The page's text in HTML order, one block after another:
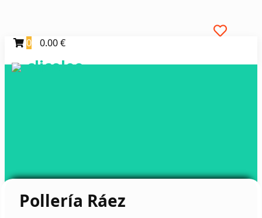
0 0.00 €
clicoleo
Pollería Ráez